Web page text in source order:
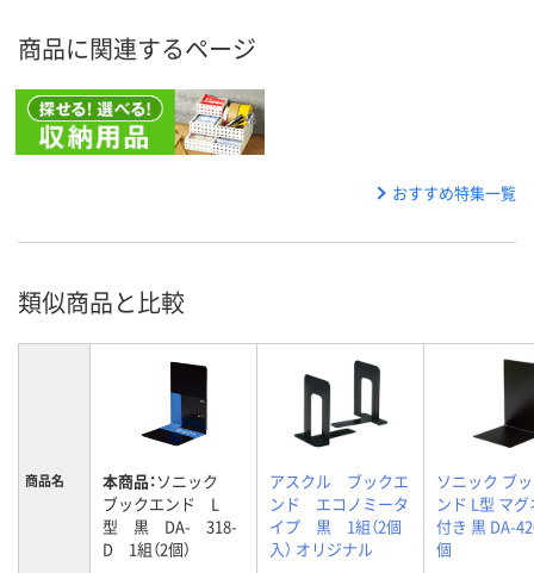
商品に関連するページ
おすすめ特集一覧
類似商品と比較
商品名 本商品：ソニック
ブックエンド L
型 黒 DA- 318-
D 1組（2個）
アスクル ブックエ
ンド エコノミータ
イプ 黒 1組（2個
入） オリジナル
ソニック ブ
ンド L型 マ
付き 黒 DA-
個